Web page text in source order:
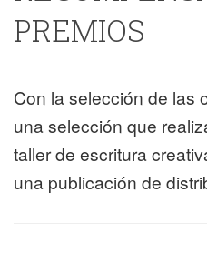
PREMIOS
Con la selección de las
una selección que
taller de escritura
una publicación de